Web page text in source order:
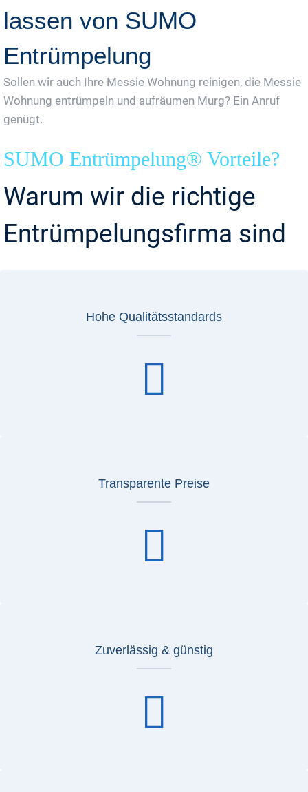
lassen von SUMO
Entrümpelung
Sollen wir auch Ihre Messie Wohnung reinigen, die Messie
Wohnung entrümpeln und aufräumen Murg? Ein Anruf
genügt.
SUMO Entrümpelung® Vorteile?
Warum wir die richtige
Entrümpelungsfirma sind
Hohe Qualitätsstandards
Transparente Preise
Zuverlässig & günstig